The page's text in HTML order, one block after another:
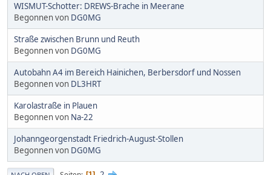
WISMUT-Schotter: DREWS-Brache in Meerane
Begonnen von DG0MG
Straße zwischen Brunn und Reuth
Begonnen von DG0MG
Autobahn A4 im Bereich Hainichen, Berbersdorf und Nossen
Begonnen von DL3HRT
Karolastraße in Plauen
Begonnen von Na-22
Johanngeorgenstadt Friedrich-August-Stollen
Begonnen von DG0MG